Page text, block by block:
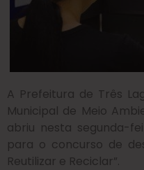
A Prefeitura de Três
Municipal de Meio
abriu nesta segunda-
para o concurso de
Reutilizar e Reciclar”.